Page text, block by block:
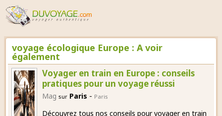
voyage écologique Europe : A voir
également
Voyager en train en Europe : conseils
pratiques pour un voyage réussi
Mag sur Paris - Paris
Découvrez tous nos conseils pour voyager en train